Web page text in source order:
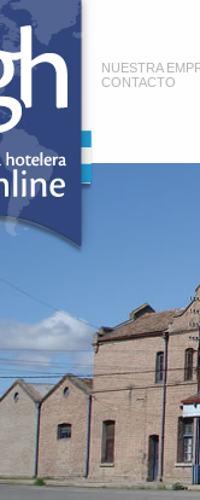
NUESTRA
CONTACTO